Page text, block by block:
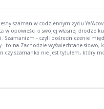
szaman w codziennym życiu Ya'Acov
w opowieści o swojej własnej drodze ku
to na Zachodzie wyświechtane słowo,
czy szamanka nie jest tytułem, który
siebie oraz wiedzy, w jaki sposób może